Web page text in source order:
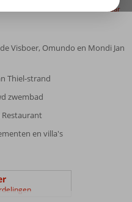
bewaar
Visboer, Omundo en Mondi Jan
Thiel-strand
zwembad
Restaurant
en villa's